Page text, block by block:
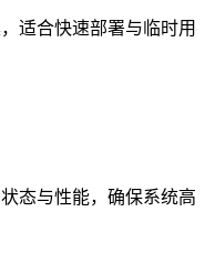
适合快速部署与临时用
态与性能，确保系统高